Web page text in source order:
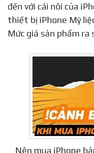
đến với cái nôi của
thiết bị iPhone Mỹ
Mức giá sản phẩm ra
Nên mua iPhone